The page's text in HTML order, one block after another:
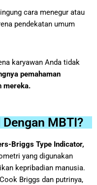
cara menegur atau
pendekatan umum
karyawan Anda tidak
pemahaman
mereka.
MBTI?
Briggs Type Indicator,
yang digunakan
kepribadian manusia.
Briggs dan putrinya,